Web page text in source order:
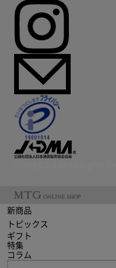
新商品
トピックス
ギフト
特集
コラム